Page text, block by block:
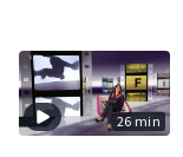
26 min